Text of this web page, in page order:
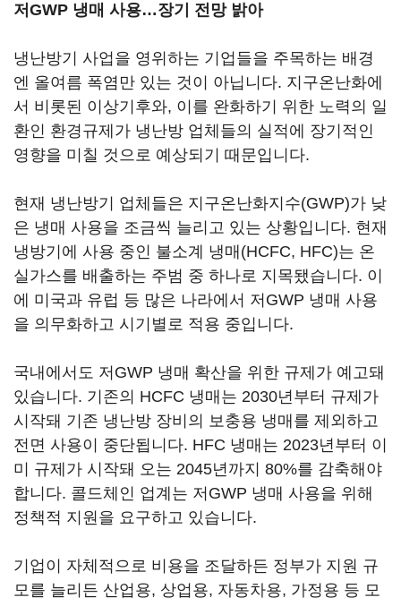
저GWP 냉매 사용…장기 전망 밝아
냉난방기 사업을 영위하는 기업들을 주목하는 배경
엔 올여름 폭염만 있는 것이 아닙니다. 지구온난화에
서 비롯된 이상기후와, 이를 완화하기 위한 노력의 일
환인 환경규제가 냉난방 업체들의 실적에 장기적인
영향을 미칠 것으로 예상되기 때문입니다.
현재 냉난방기 업체들은 지구온난화지수(GWP)가 낮
은 냉매 사용을 조금씩 늘리고 있는 상황입니다. 현재
냉방기에 사용 중인 불소계 냉매(HCFC, HFC)는 온
실가스를 배출하는 주범 중 하나로 지목됐습니다. 이
에 미국과 유럽 등 많은 나라에서 저GWP 냉매 사용
을 의무화하고 시기별로 적용 중입니다.
국내에서도 저GWP 냉매 확산을 위한 규제가 예고돼
있습니다. 기존의 HCFC 냉매는 2030년부터 규제가
시작돼 기존 냉난방 장비의 보충용 냉매를 제외하고
전면 사용이 중단됩니다. HFC 냉매는 2023년부터 이
미 규제가 시작돼 오는 2045년까지 80%를 감축해야
합니다. 콜드체인 업계는 저GWP 냉매 사용을 위해
정책적 지원을 요구하고 있습니다.
기업이 자체적으로 비용을 조달하든 정부가 지원 규
모를 늘리든 산업용, 상업용, 자동차용, 가정용 등 모